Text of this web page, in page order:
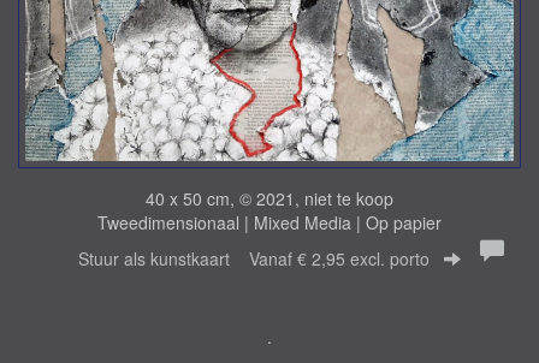
40 x 50 cm, © 2021, niet te koop
Tweedimensionaal | Mixed Media | Op papier
Stuur als kunstkaart Vanaf € 2,95 excl. porto
.